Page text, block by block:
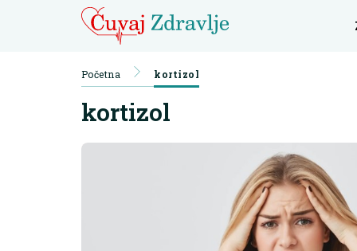
Početna kortizol
kortizol